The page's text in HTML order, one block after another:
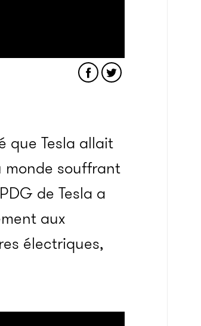
que Tesla allait
monde souffrant
de Tesla a
aux
électriques,